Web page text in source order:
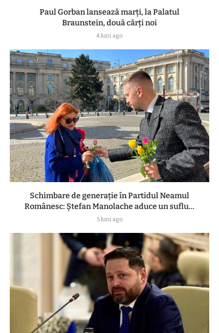
Paul Gorban lansează marți, la Palatul
Braunstein, două cărți noi
4 luni ago
Schimbare de generație în Partidul Neamul
Românesc: Ștefan Manolache aduce un suflu...
5 luni ago